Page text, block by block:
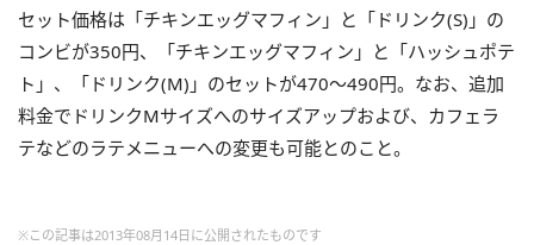
セット価格は「チキンエッグマフィン」と「ドリンク(S)」の
コンビが350円、「チキンエッグマフィン」と「ハッシュポテ
ト」、「ドリンク(M)」のセットが470～490円。なお、追加
料金でドリンクMサイズへのサイズアップおよび、カフェラ
テなどのラテメニューへの変更も可能とのこと。
※この記事は2013年08月14日に公開されたものです